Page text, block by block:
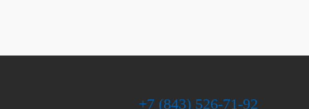
+7 (843) 526-71-92